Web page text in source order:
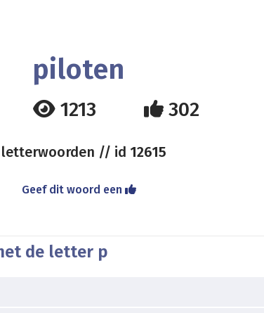
piloten
1213 302
letterwoorden // id 12615
Geef dit woord een
de letter p